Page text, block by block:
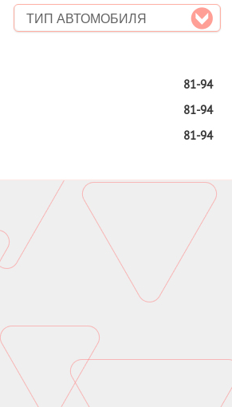
ТИП АВТОМОБИЛЯ
81-94
81-94
81-94